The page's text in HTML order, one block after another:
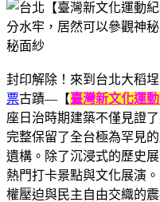
封印解除！來到台北大稻
票古蹟—【臺灣新文化運
座日治時期建築不僅見證
完整保留了全台極為罕見
遺構。除了沉浸式的歷史
熱門打卡景點與文化展演
權壓迫與民主自由交織的